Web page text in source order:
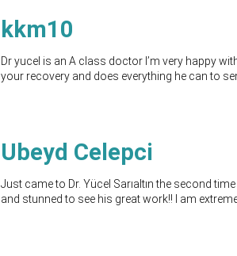
kkm10
Dr yucel is an A class doctor I’m very happy
your recovery and does everything he can to
Ubeyd Celepci
Just came to Dr. Yücel Sarıaltın the second
and stunned to see his great work!! I am